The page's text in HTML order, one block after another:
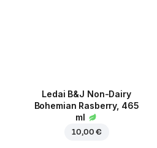
Ledai B&J Non-Dairy
Bohemian Rasberry, 465
ml
10,00 €